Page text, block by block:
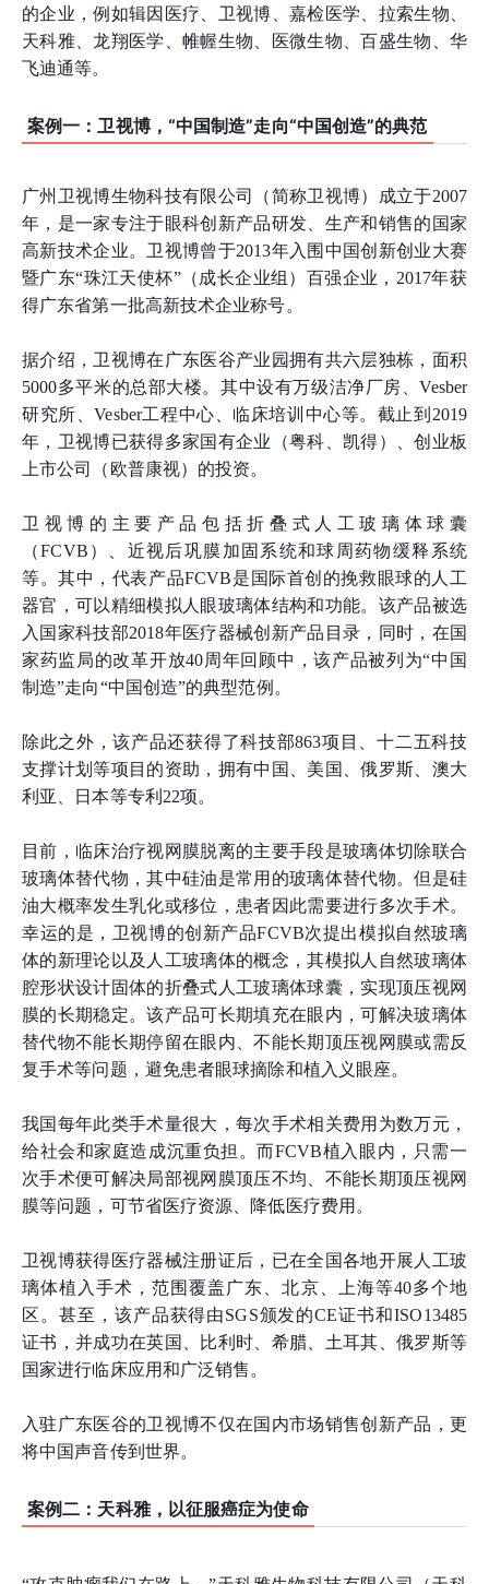
的企业，例如辑因医疗、卫视博、嘉检医学、拉索生物、
天科雅、龙翔医学、帷幄生物、医微生物、百盛生物、华
飞迪通等。
案例一：卫视博，“中国制造”走向“中国创造”的典范
广州卫视博生物科技有限公司（简称卫视博）成立于2007
年，是一家专注于眼科创新产品研发、生产和销售的国家
高新技术企业。卫视博曾于2013年入围中国创新创业大赛
暨广东“珠江天使杯”（成长企业组）百强企业，2017年获
得广东省第一批高新技术企业称号。
据介绍，卫视博在广东医谷产业园拥有共六层独栋，面积
5000多平米的总部大楼。其中设有万级洁净厂房、Vesber
研究所、Vesber工程中心、临床培训中心等。截止到2019
年，卫视博已获得多家国有企业（粤科、凯得）、创业板
上市公司（欧普康视）的投资。
卫视博的主要产品包括折叠式人工玻璃体球囊
（FCVB）、近视后巩膜加固系统和球周药物缓释系统
等。其中，代表产品FCVB是国际首创的挽救眼球的人工
器官，可以精细模拟人眼玻璃体结构和功能。该产品被选
入国家科技部2018年医疗器械创新产品目录，同时，在国
家药监局的改革开放40周年回顾中，该产品被列为“中国
制造”走向“中国创造”的典型范例。
除此之外，该产品还获得了科技部863项目、十二五科技
支撑计划等项目的资助，拥有中国、美国、俄罗斯、澳大
利亚、日本等专利22项。
目前，临床治疗视网膜脱离的主要手段是玻璃体切除联合
玻璃体替代物，其中硅油是常用的玻璃体替代物。但是硅
油大概率发生乳化或移位，患者因此需要进行多次手术。
幸运的是，卫视博的创新产品FCVB次提出模拟自然玻璃
体的新理论以及人工玻璃体的概念，其模拟人自然玻璃体
腔形状设计固体的折叠式人工玻璃体球囊，实现顶压视网
膜的长期稳定。该产品可长期填充在眼内，可解决玻璃体
替代物不能长期停留在眼内、不能长期顶压视网膜或需反
复手术等问题，避免患者眼球摘除和植入义眼座。
我国每年此类手术量很大，每次手术相关费用为数万元，
给社会和家庭造成沉重负担。而FCVB植入眼内，只需一
次手术便可解决局部视网膜顶压不均、不能长期顶压视网
膜等问题，可节省医疗资源、降低医疗费用。
卫视博获得医疗器械注册证后，已在全国各地开展人工玻
璃体植入手术，范围覆盖广东、北京、上海等40多个地
区。甚至，该产品获得由SGS颁发的CE证书和ISO13485
证书，并成功在英国、比利时、希腊、土耳其、俄罗斯等
国家进行临床应用和广泛销售。
入驻广东医谷的卫视博不仅在国内市场销售创新产品，更
将中国声音传到世界。
案例二：天科雅，以征服癌症为使命